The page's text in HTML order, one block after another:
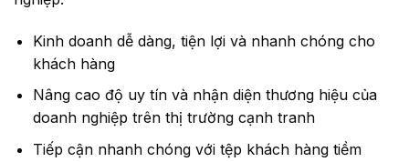
Kinh doanh dễ dàng, tiện lợi và nhanh chóng cho
khách hàng
Nâng cao độ uy tín và nhận diện thương hiệu của
doanh nghiệp trên thị trường cạnh tranh
Tiếp cận nhanh chóng với tệp khách hàng tiềm